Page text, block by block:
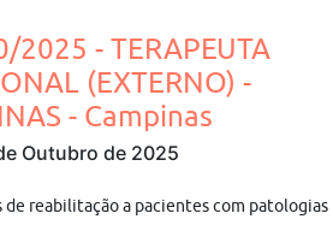
2025 - TERAPEUTA
(EXTERNO) -
- Campinas
Outubro de 2025
de reabilitação a pacientes com